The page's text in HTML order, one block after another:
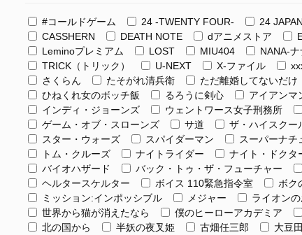
#コールドゲーム 24 -TWENTY FOUR- 24 JAPAN
CASSHERN
DEATH NOTE dアニメストア
Leminoプレミアム
LOST MIU404 NANA-ナ
TRICK（トリック）
U-NEXT X-ファイル
さくらん
たそがれ清兵衛 ただ離婚してないだけ
ひねくれ女のボッチ飯
るろうに剣心 アイアンマ
インディ・ジョーンズ
ウェントワース女子刑務所
ゲーム・オブ・スローンズ
サ道 ザ・ハイスクー
スター・ウォーズ
スパイダーマン スーパーナチ
トム・クルーズ
ナイトライダー ナイト・ドクタ
バイオハザード
バック・トゥ・ザ・フューチャー
ヘルタースケルター
ボイス 110緊急指令室 ボク
ミッション:インポッシブル
メジャー ライオン
世界から猫が消えたなら
僕のヒーローアカデミア
北の国から
半妖の夜叉姫 古畑任三郎 大豆